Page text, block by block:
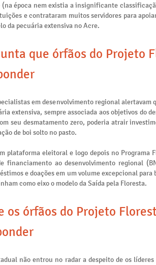
época nem existia a insignificante
e contrataram muitos servidores para
da pecuária extensiva no Acre.
que órfãos do Projeto
em desenvolvimento regional alertavam
extensiva, sempre associada aos objetivos do
seu desmatamento zero, poderia atrair
de boi solto no pasto.
plataforma eleitoral e logo depois no Programa
financiamento ao desenvolvimento regional
e doações em um volume excepcional
como eixo o modelo da Saída pela Floresta.
os órfãos do Projeto
não entrou no radar a despeito de os